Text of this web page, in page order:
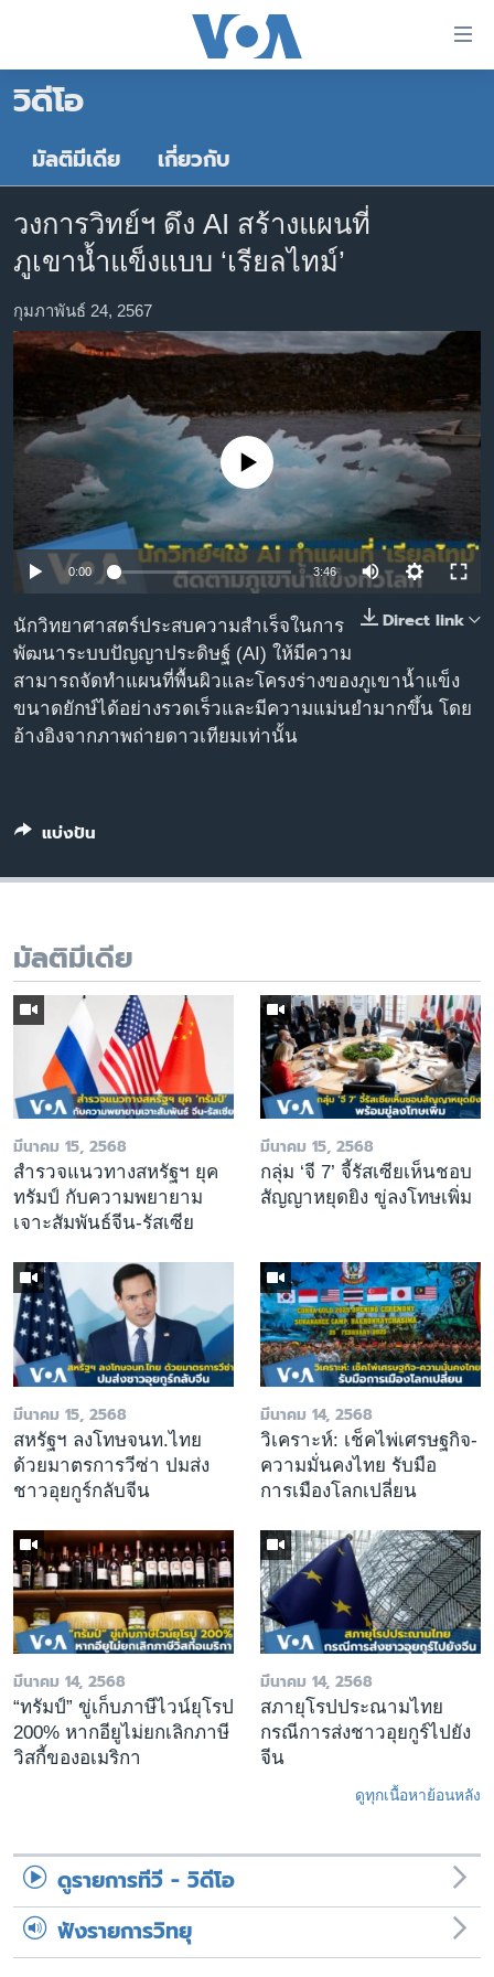
ต่อ
เนื้อหา
ข้าม
ไป
หลัก
ข้าม
ไป
การ
ค้นหา
หน้าหลัก
โลก
เอเชีย
สหรัฐฯ
ไทย
ธุรกิจ
วิทยาศาสตร์
สังคมและสุขภาพ
ไลฟ์สไตล์
ตรวจสอบข่าว
เรียนรู้ภาษาอังกฤษ
พอดคาสต์
ติดตามเรา
เลือกภาษา
วิดีโอ
มัลติมีเดีย เกี่ยวกับ
วงการวิทย์ฯ ดึง AI สร้างแผนที่
ภูเขาน้ำแข็งแบบ ‘เรียลไทม์’
กุมภาพันธ์ 24, 2567
No media source currently available
0:00 3:46
Direct link
นักวิทยาศาสตร์ประสบความสำเร็จในการ
พัฒนาระบบปัญญาประดิษฐ์ (AI) ให้มีความ
สามารถจัดทำแผนที่พื้นผิวและโครงร่างของภูเขาน้ำแข็ง
ขนาดยักษ์ได้อย่างรวดเร็วและมีความแม่นยำมากขึ้น โดย
อ้างอิงจากภาพถ่ายดาวเทียมเท่านั้น
แบ่งปัน
มัลติมีเดีย
มีนาคม 15, 2568
สำรวจแนวทางสหรัฐฯ ยุค
ทรัมป์ กับความพยายาม
เจาะสัมพันธ์จีน-รัสเซีย
มีนาคม 15, 2568
กลุ่ม ‘จี 7’ จี้รัสเซียเห็นชอบ
สัญญาหยุดยิง ขู่ลงโทษเพิ่ม
มีนาคม 15, 2568
สหรัฐฯ ลงโทษจนท.ไทย
ด้วยมาตรการวีซ่า ปมส่ง
ชาวอุยกูร์กลับจีน
มีนาคม 14, 2568
วิเคราะห์: เช็คไพ่เศรษฐกิจ-
ความมั่นคงไทย รับมือ
การเมืองโลกเปลี่ยน
มีนาคม 14, 2568
“ทรัมป์” ขู่เก็บภาษีไวน์ยุโรป
200% หากอียูไม่ยกเลิกภาษี
วิสกี้ของอเมริกา
มีนาคม 14, 2568
สภายุโรปประณามไทย
กรณีการส่งชาวอุยกูร์ไปยัง
จีน
ดูทุกเนื้อหาย้อนหลัง
ดูรายการทีวี - วิดีโอ
ฟังรายการวิทยุ